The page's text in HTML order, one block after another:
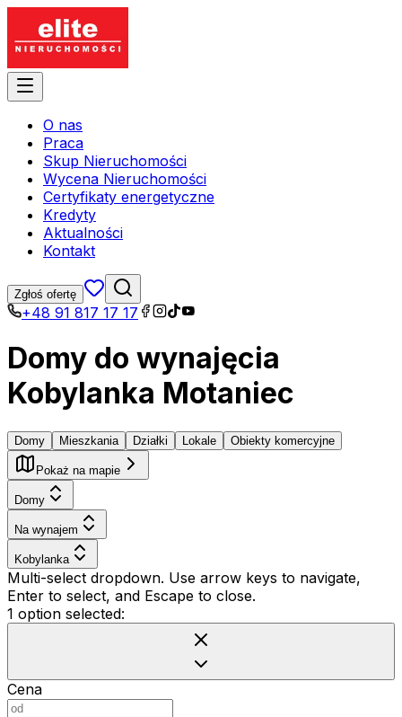
O nas
Praca
Skup Nieruchomości
Wycena Nieruchomości
Certyfikaty energetyczne
Kredyty
Aktualności
Kontakt
Zgłoś ofertę
+48 91 817 17 17
Domy do wynajęcia
Kobylanka Motaniec
Domy Mieszkania Działki Lokale Obiekty komercyjne
Pokaż na mapie
Domy
Na wynajem
Kobylanka
Multi-select dropdown. Use arrow keys to navigate,
Enter to select, and Escape to close.
1 option selected:
Cena